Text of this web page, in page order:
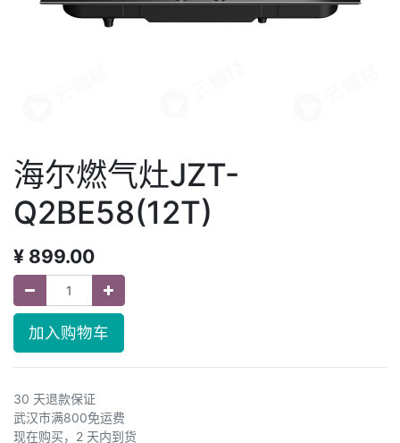
海尔燃气灶JZT-
Q2BE58(12T)
¥ 899.00
加入购物车
30 天退款保证
武汉市满800免运费
现在购买，2 天内到货